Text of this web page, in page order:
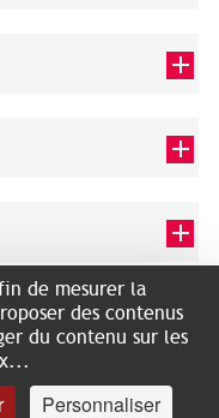
de mesurer la
des contenus
du contenu sur les
Personnaliser